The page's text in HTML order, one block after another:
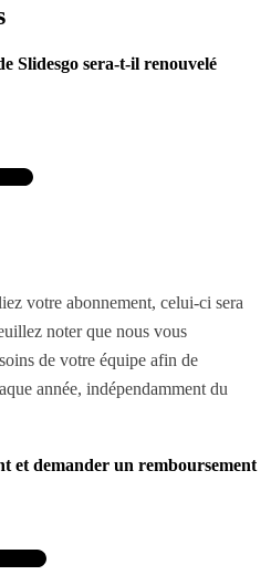
Slidesgo sera-t-il renouvelé
votre abonnement, celui-ci sera
noter que nous vous
de votre équipe afin de
année, indépendamment du
et demander un remboursement